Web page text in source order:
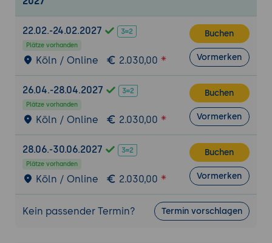
Dynamische Breakpoints
Content-Aware Scaling
: KI-gestützte
Inhaltsoptimierung für verschiedene
Viewports
8. Zukunftsthemen und Trends
Container Queries
: Element-basierte
anstatt Viewport-basierte Anpassungen
Adaptive Components: Isoliert skalierbare
UI-Komponenten
Motion Design und Mikrointeraktionen:
Verbesserte User Experience durch
Animation
9. Praxisübung: Adaptive Website-
22.02.-24.02.2027
Plätze vorhanden
Köln / Online 2.030,00
Buchen
Vormerken
26.04.-28.04.2027
Plätze vorhanden
Köln / Online 2.030,00
Buchen
Vormerken
28.06.-30.06.2027
Plätze vorhanden
Köln / Online 2.030,00
Buchen
Vormerken
Kein passender Termin? Termin vorschlagen